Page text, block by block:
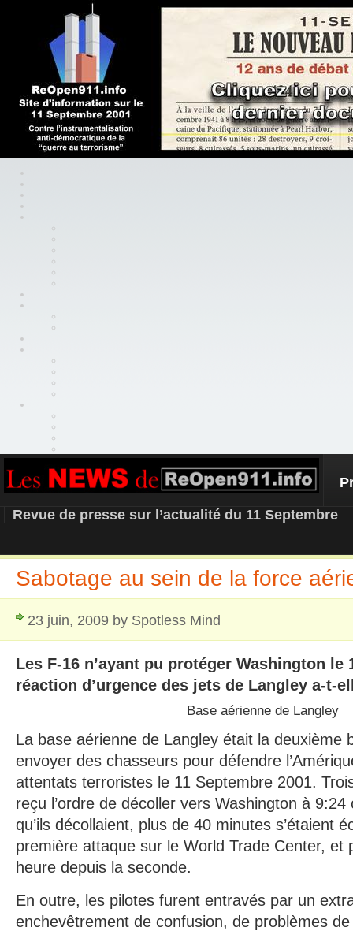
REOPEN911 – NEWS
Revue de presse sur l’actualité du 11 Septembre
Sabotage au sein de la force
23 juin, 2009 by Spotless Mind
Les F-16 n’ayant pu protéger Washington le
réaction d’urgence des jets de Langley a-t-
Base aérienne de Langley
La base aérienne de Langley était la deuxième
envoyer des chasseurs pour défendre
attentats terroristes le 11 Septembre 2001.
reçu l’ordre de décoller vers Washington à
qu’ils décollaient, plus de 40 minutes s’étaient
première attaque sur le World Trade Center, et
heure depuis la seconde.
En outre, les pilotes furent entravés par un
enchevêtrement de confusion, de problèmes